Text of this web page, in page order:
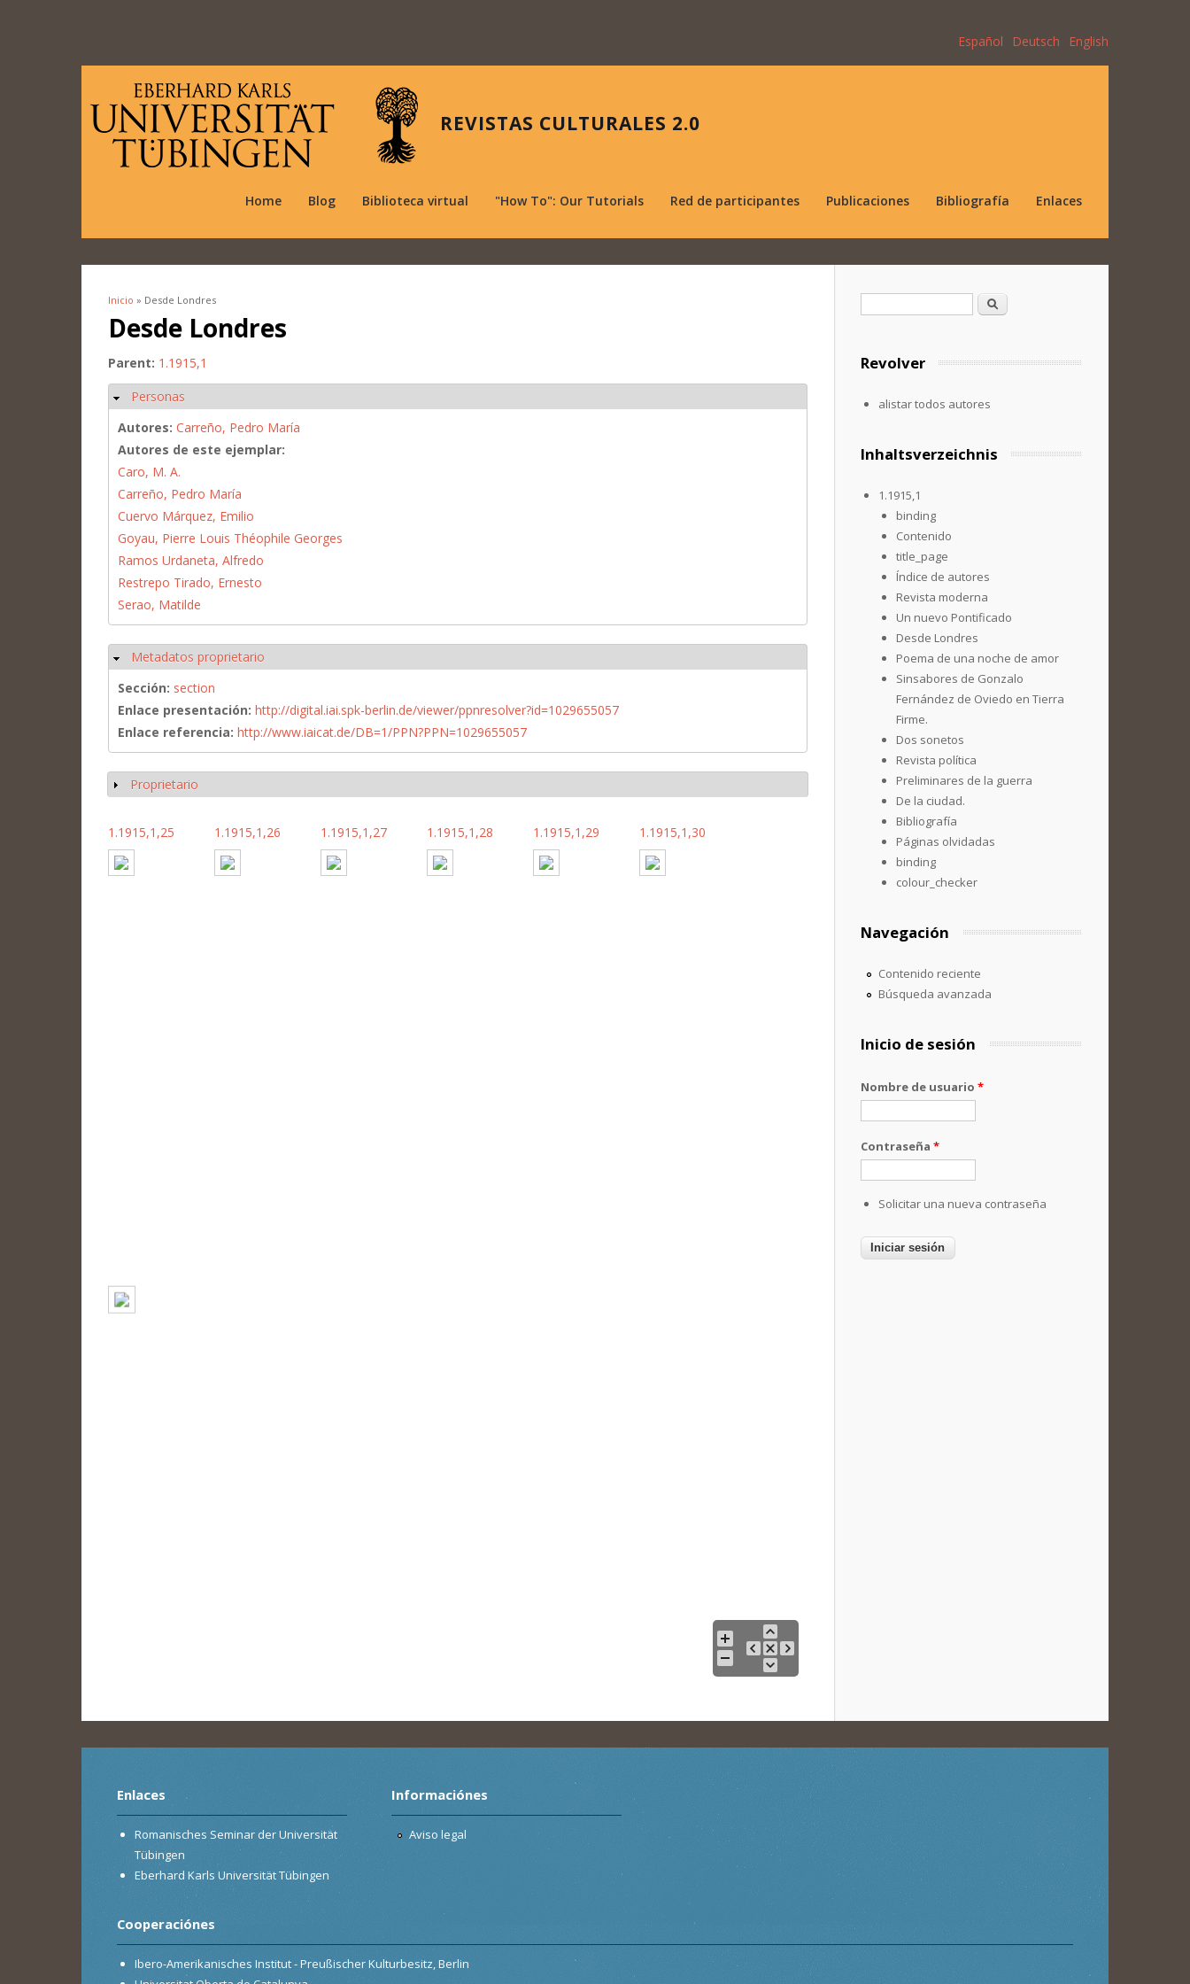
Español Deutsch English
REVISTAS CULTURALES 2.0
Home Blog Biblioteca virtual "How To": Our Tutorials Red de participantes Publicaciones Bibliografía Enlaces
Se encuentra usted aquí
Inicio » Desde Londres
Desde Londres
Parent: 1.1915,1
Ocultar
Personas
Autores: Carreño, Pedro María
Autores de este ejemplar:
Caro, M. A.
Carreño, Pedro María
Cuervo Márquez, Emilio
Goyau, Pierre Louis Théophile Georges
Ramos Urdaneta, Alfredo
Restrepo Tirado, Ernesto
Serao, Matilde
Ocultar
Metadatos proprietario
Sección: section
Enlace presentación: http://digital.iai.spk-berlin.de/viewer/ppnresolver?id=1029655057
Enlace referencia: http://www.iaicat.de/DB=1/PPN?PPN=1029655057
Mostrar
Proprietario
1.1915,1,25 1.1915,1,26 1.1915,1,27 1.1915,1,28 1.1915,1,29 1.1915,1,30
Formulario de búsqueda
Buscar
Revolver
alistar todos autores
Inhaltsverzeichnis
1.1915,1
binding
Contenido
title_page
Índice de autores
Revista moderna
Un nuevo Pontificado
Desde Londres
Poema de una noche de amor
Sinsabores de Gonzalo
Fernández de Oviedo en Tierra
Firme.
Dos sonetos
Revista política
Preliminares de la guerra
De la ciudad.
Bibliografía
Páginas olvidadas
binding
colour_checker
Navegación
Contenido reciente
Búsqueda avanzada
Inicio de sesión
Nombre de usuario *
Contraseña *
Solicitar una nueva contraseña
Enlaces
Romanisches Seminar der Universität
Tübingen
Eberhard Karls Universität Tübingen
Informaciónes
Aviso legal
Cooperaciónes
Ibero-Amerikanisches Institut - Preußischer Kulturbesitz, Berlin